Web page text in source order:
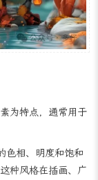
为特点，通常用于
色相、明度和饱和